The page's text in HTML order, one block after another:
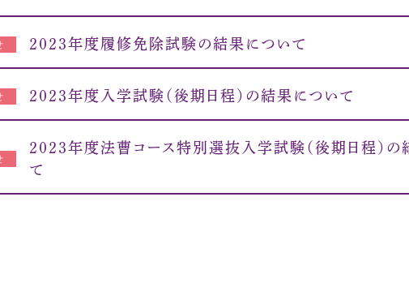
２０２３年度履修免除試験の結果について
２０２３年度入学試験（後期日程）の結果について
２０２３年度法曹コース特別選抜入学試験（後期日程）
て